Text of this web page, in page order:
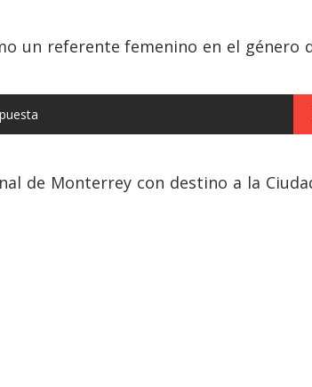
un referente femenino en el género
de Monterrey con destino a la